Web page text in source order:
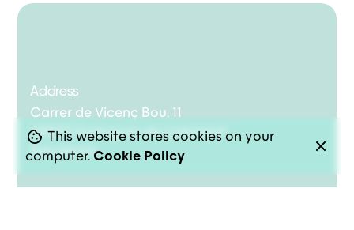
Address
Carrer de Vicenç Bou, 11
08950 Esplugues de Llobregat
Barcelona
This website stores cookies on your
computer. Cookie Policy